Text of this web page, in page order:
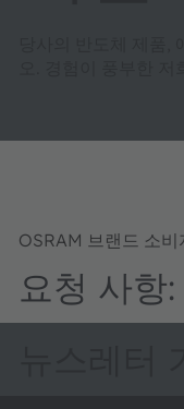
OSRAM 브랜드 소
요청 사항: